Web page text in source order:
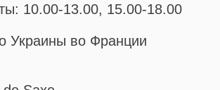
10.00-13.00, 15.00-18.00
Украины во Франции